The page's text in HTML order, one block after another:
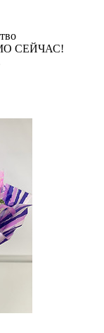
СЕЙЧАС!